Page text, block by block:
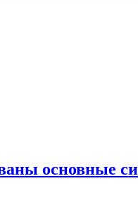
основные